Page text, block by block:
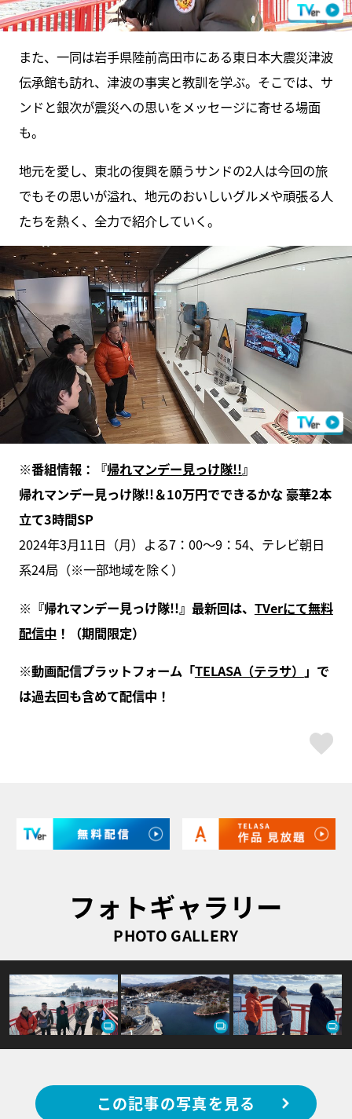
また、一同は岩手県陸前高田市にある東日本大震災津波
伝承館も訪れ、津波の事実と教訓を学ぶ。そこでは、サ
ンドと銀次が震災への思いをメッセージに寄せる場面
も。
地元を愛し、東北の復興を願うサンドの2人は今回の旅
でもその思いが溢れ、地元のおいしいグルメや頑張る人
たちを熱く、全力で紹介していく。
※番組情報：『帰れマンデー見っけ隊!!』
帰れマンデー見っけ隊!!＆10万円でできるかな 豪華2本
立て3時間SP
2024年3月11日（月）よる7：00～9：54、テレビ朝日
系24局（※一部地域を除く）
※『帰れマンデー見っけ隊!!』最新回は、 TVerにて無料
配信中 ！（期間限定）
※動画配信プラットフォーム「TELASA（テラサ） 」で
は過去回も含めて配信中！
フォトギャラリー
PHOTO GALLERY
この記事の写真を見る